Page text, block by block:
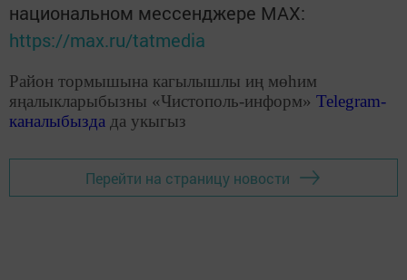
национальном мессенджере MАХ:
https://max.ru/tatmedia
Район тормышына кагылышлы иң мөһим
яңалыкларыбызны «Чистополь-информ» Telegram-
каналыбызда да укыгыз
Перейти на страницу новости